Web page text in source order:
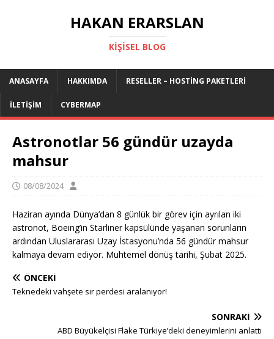
HAKAN ERARSLAN
KIŞISEL BLOG
ANASAYFA HAKKIMDA RESELLER – HOSTING PAKETLERI
İLETIŞIM CYBERMAP
Astronotlar 56 gündür uzayda
mahsur
08/08/2024
Haziran ayında Dünya’dan 8 günlük bir görev için ayrılan iki
astronot, Boeing’in Starliner kapsülünde yaşanan sorunların
ardından Uluslararası Uzay İstasyonu’nda 56 gündür mahsur
kalmaya devam ediyor. Muhtemel dönüş tarihi, Şubat 2025.
ÖNCEKI
Teknedeki vahşete sır perdesi aralanıyor!
SONRAKI
ABD Büyükelçisi Flake Türkiye’deki deneyimlerini anlattı